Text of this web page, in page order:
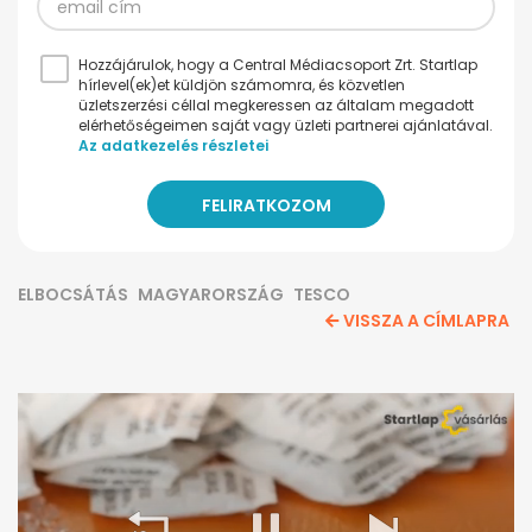
Hozzájárulok, hogy a Central Médiacsoport Zrt. Startlap
hírlevel(ek)et küldjön számomra, és közvetlen
üzletszerzési céllal megkeressen az általam megadott
elérhetőségeimen saját vagy üzleti partnerei ajánlatával.
Az adatkezelés részletei
ELBOCSÁTÁS MAGYARORSZÁG TESCO
VISSZA A CÍMLAPRA